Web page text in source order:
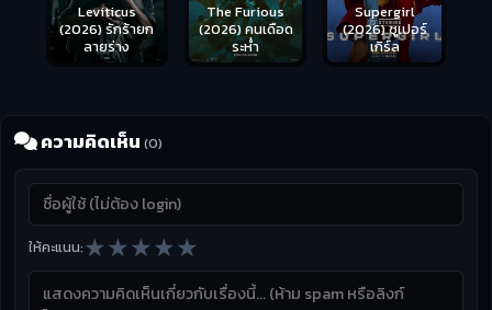
Leviticus
(2026) รักร้ายก
ลายร่าง
The Furious
(2026) คนเดือด
ระห่ำ
Supergirl
(2026) ซูเปอร์
เกิร์ล
ความคิดเห็น (0)
ให้คะแนน:★★★★★